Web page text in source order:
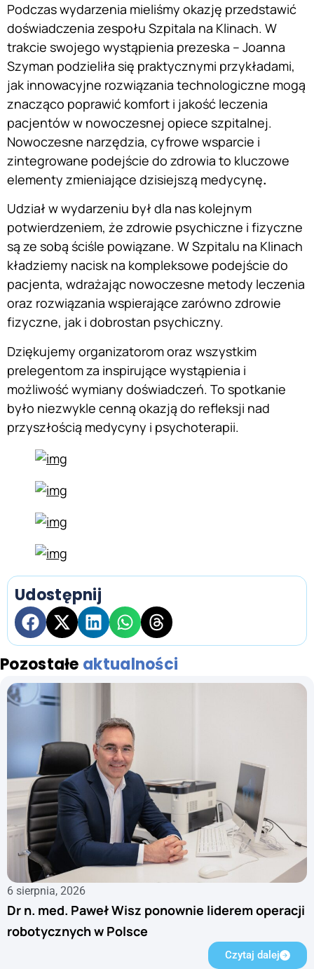
Podczas wydarzenia mieliśmy okazję przedstawić
doświadczenia zespołu Szpitala na Klinach. W
trakcie swojego wystąpienia prezeska – Joanna
Szyman podzieliła się praktycznymi przykładami,
jak innowacyjne rozwiązania technologiczne mogą
znacząco poprawić komfort i jakość leczenia
pacjentów w nowoczesnej opiece szpitalnej.
Nowoczesne narzędzia, cyfrowe wsparcie i
zintegrowane podejście do zdrowia to kluczowe
elementy zmieniające dzisiejszą medycynę.
Udział w wydarzeniu był dla nas kolejnym
potwierdzeniem, że zdrowie psychiczne i fizyczne
są ze sobą ściśle powiązane. W Szpitalu na Klinach
kładziemy nacisk na kompleksowe podejście do
pacjenta, wdrażając nowoczesne metody leczenia
oraz rozwiązania wspierające zarówno zdrowie
fizyczne, jak i dobrostan psychiczny.
Dziękujemy organizatorom oraz wszystkim
prelegentom za inspirujące wystąpienia i
możliwość wymiany doświadczeń. To spotkanie
było niezwykle cenną okazją do refleksji nad
przyszłością medycyny i psychoterapii.
Udostępnij
Pozostałe aktualności
6 sierpnia, 2026
Dr n. med. Paweł Wisz ponownie liderem operacji
robotycznych w Polsce
Czytaj dalej